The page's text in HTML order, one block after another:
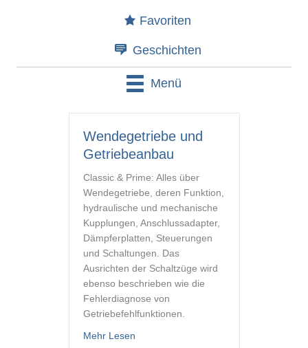
Favoriten
Geschichten
Menü
Wendegetriebe und
Getriebeanbau
Classic & Prime: Alles über
Wendegetriebe, deren Funktion,
hydraulische und mechanische
Kupplungen, Anschlussadapter,
Dämpferplatten, Steuerungen
und Schaltungen. Das
Ausrichten der Schaltzüge wird
ebenso beschrieben wie die
Fehlerdiagnose von
Getriebefehlfunktionen.
Mehr Lesenabout Wendegetriebe und